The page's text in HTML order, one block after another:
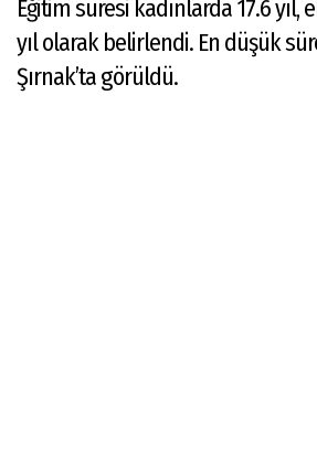
Eğitim süresi kadınlarda 17.6 yıl,
yıl olarak belirlendi. En düşük
Şırnak’ta görüldü.